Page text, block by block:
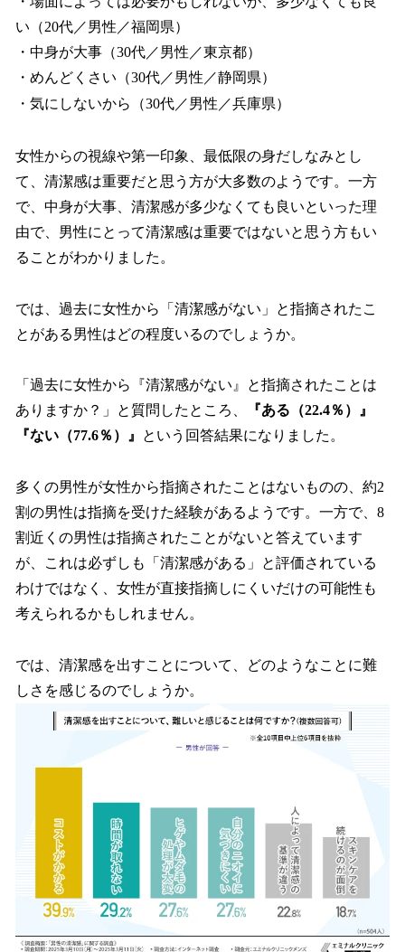
い（20代／男性／福岡県）
・中身が大事（30代／男性／東京都）
・めんどくさい（30代／男性／静岡県）
・気にしないから（30代／男性／兵庫県）
女性からの視線や第一印象、最低限の身だしなみとし
て、清潔感は重要だと思う方が大多数のようです。一方
で、中身が大事、清潔感が多少なくても良いといった理
由で、男性にとって清潔感は重要ではないと思う方もい
ることがわかりました。
では、過去に女性から「清潔感がない」と指摘されたこ
とがある男性はどの程度いるのでしょうか。
「過去に女性から『清潔感がない』と指摘されたことは
ありますか？」と質問したところ、
『ある（22.4％）』
『ない（77.6％）』
という回答結果になりました。
多くの男性が女性から指摘されたことはないものの、約2
割の男性は指摘を受けた経験があるようです。一方で、8
割近くの男性は指摘されたことがないと答えています
が、これは必ずしも「清潔感がある」と評価されている
わけではなく、女性が直接指摘しにくいだけの可能性も
考えられるかもしれません。
では、清潔感を出すことについて、どのようなことに難
しさを感じるのでしょうか。